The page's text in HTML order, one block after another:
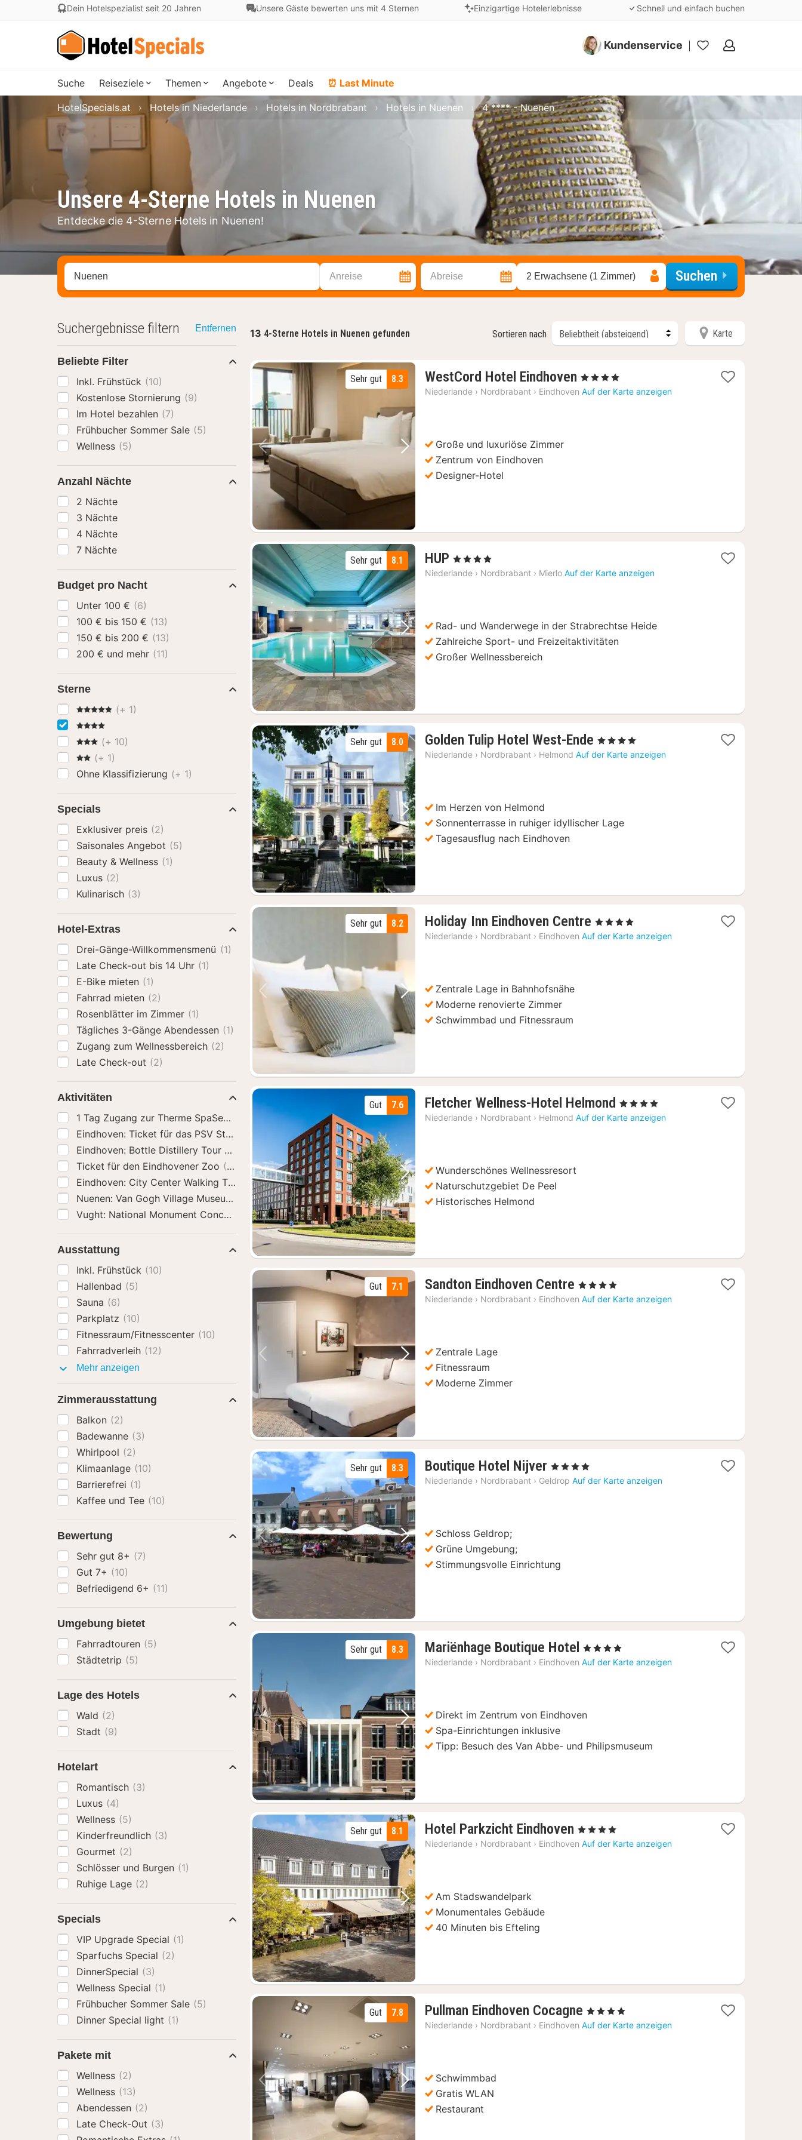
Dein Hotelspezialist seit 20 Jahren Unsere Gäste bewerten uns mit 4 Sternen Einzigartige Hotelerlebnisse Schnell und einfach buchen
Kundenservice
Meine
Suche Reiseziele Themen Angebote Deals ⏰ Last Minute
Unsere 4-Sterne Hotels in Nuenen
Entdecke die 4-Sterne Hotels in Nuenen!
HotelSpecials.at Hotels in Niederlande Hotels in Nordbrabant Hotels in Nuenen 4 **** - Nuenen
Stadt, Region oder Hotel suchen Anreise Abreise 2 Erwachsene (1 Zimmer) Suchen
13 4-Sterne Hotels in Nuenen gefunden Sortieren nach Karte
Vorheriges Bild Nächstes Bild
8.3
Sehr gut WestCord Hotel Eindhoven 1
Nacht
, 4 Sterne
Niederlande › Nordbrabant › Eindhoven Auf der Karte anzeigen
Große und luxuriöse Zimmer
Zentrum von Eindhoven
Designer-Hotel
Vorheriges Bild Nächstes Bild
8.1
Sehr gut HUP 1
Nacht
, 4 Sterne
Niederlande › Nordbrabant › Mierlo Auf der Karte anzeigen
Rad- und Wanderwege in der Strabrechtse Heide
Zahlreiche Sport- und Freizeitaktivitäten
Großer Wellnessbereich
Vorheriges Bild Nächstes Bild
8.0
Sehr gut Golden Tulip Hotel West-Ende 1
Nacht
, 4 Sterne
Niederlande › Nordbrabant › Helmond Auf der Karte anzeigen
Im Herzen von Helmond
Sonnenterrasse in ruhiger idyllischer Lage
Tagesausflug nach Eindhoven
Vorheriges Bild Nächstes Bild
8.2
Sehr gut Holiday Inn Eindhoven Centre 2
Nächte
, 4 Sterne
Niederlande › Nordbrabant › Eindhoven Auf der Karte anzeigen
Zentrale Lage in Bahnhofsnähe
Moderne renovierte Zimmer
Schwimmbad und Fitnessraum
Vorheriges Bild Nächstes Bild
7.6
Gut Fletcher Wellness-Hotel Helmond 1
Nacht
, 4 Sterne
Niederlande › Nordbrabant › Helmond Auf der Karte anzeigen
Wunderschönes Wellnessresort
Naturschutzgebiet De Peel
Historisches Helmond
Vorheriges Bild Nächstes Bild
7.1
Gut Sandton Eindhoven Centre 1
Nacht
, 4 Sterne
Niederlande › Nordbrabant › Eindhoven Auf der Karte anzeigen
Zentrale Lage
Fitnessraum
Moderne Zimmer
Vorheriges Bild Nächstes Bild
8.3
Sehr gut Boutique Hotel Nijver 1
Nacht
, 4 Sterne
Niederlande › Nordbrabant › Geldrop Auf der Karte anzeigen
Schloss Geldrop;
Grüne Umgebung;
Stimmungsvolle Einrichtung
Vorheriges Bild Nächstes Bild
8.3
Sehr gut Mariënhage Boutique Hotel 1
Nacht
, 4 Sterne
Niederlande › Nordbrabant › Eindhoven Auf der Karte anzeigen
Direkt im Zentrum von Eindhoven
Spa-Einrichtungen inklusive
Tipp: Besuch des Van Abbe- und Philipsmuseum
Vorheriges Bild Nächstes Bild
8.1
Sehr gut Hotel Parkzicht Eindhoven 1
Nacht
, 4 Sterne
Niederlande › Nordbrabant › Eindhoven Auf der Karte anzeigen
Am Stadswandelpark
Monumentales Gebäude
40 Minuten bis Efteling
Vorheriges Bild Nächstes Bild
7.8
Gut Pullman Eindhoven Cocagne 1
Nacht
, 4 Sterne
Niederlande › Nordbrabant › Eindhoven Auf der Karte anzeigen
Schwimmbad
Gratis WLAN
Restaurant
Suchergebnisse filtern Entfernen
Beliebte Filter
Inkl. Frühstück (10)
Kostenlose Stornierung (9)
Im Hotel bezahlen (7)
Frühbucher Sommer Sale (5)
Wellness (5)
Anzahl Nächte
2 Nächte
3 Nächte
4 Nächte
7 Nächte
Budget pro Nacht
Unter 100 € (6)
100 € bis 150 € (13)
150 € bis 200 € (13)
200 € und mehr (11)
Sterne
5 Sterne (+ 1)
4 Sterne
3 Sterne(+ 10)
2 Sterne
(+ 1)
Ohne Klassifizierung (+ 1)
Specials
Exklusiver preis (2)
Saisonales Angebot (5)
Beauty & Wellness (1)
Luxus (2)
Kulinarisch (3)
Hotel-Extras
Drei-Gänge-Willkommensmenü (1)
Late Check-out bis 14 Uhr (1)
E-Bike mieten (1)
Fahrrad mieten (2)
Rosenblätter im Zimmer (1)
Tägliches 3-Gänge Abendessen (1)
Zugang zum Wellnessbereich (2)
Late Check-out (2)
Aktivitäten
1 Tag Zugang zur Therme SpaSense
Eindhoven: Ticket für das PSV Stadionmuseum
(10)
Eindhoven: Bottle Distillery Tour und Verkostungserlebnis(10)
Ticket für den Eindhovener Zoo (10)
Eindhoven: City Center Walking Tour
(10)
Nuenen: Van Gogh Village Museum Nuenen Eintrittskarte (10)
Vught: National Monument Concentration Camp Entry Ticket(9)
Ausstattung
Inkl. Frühstück (10)
Hallenbad (5)
Sauna (6)
Parkplatz (10)
Fitnessraum/Fitnesscenter (10)
Fahrradverleih (12)
Mehr anzeigen
Zimmerausstattung
Balkon (2)
Badewanne (3)
Whirlpool (2)
Klimaanlage (10)
Barrierefrei (1)
Kaffee und Tee (10)
Bewertung
Sehr gut 8+ (7)
Gut 7+ (10)
Befriedigend 6+ (11)
Umgebung bietet
Fahrradtouren (5)
Städtetrip (5)
Lage des Hotels
Wald (2)
Stadt (9)
Hotelart
Romantisch (3)
Luxus (4)
Wellness (5)
Kinderfreundlich (3)
Gourmet (2)
Schlösser und Burgen (1)
Ruhige Lage (2)
Specials
VIP Upgrade Special (1)
Sparfuchs Special (2)
DinnerSpecial (3)
Wellness Special (1)
Frühbucher Sommer Sale (5)
Dinner Special light (1)
Pakete mit
Wellness (2)
Wellness (13)
Abendessen (2)
Late Check-Out (3)